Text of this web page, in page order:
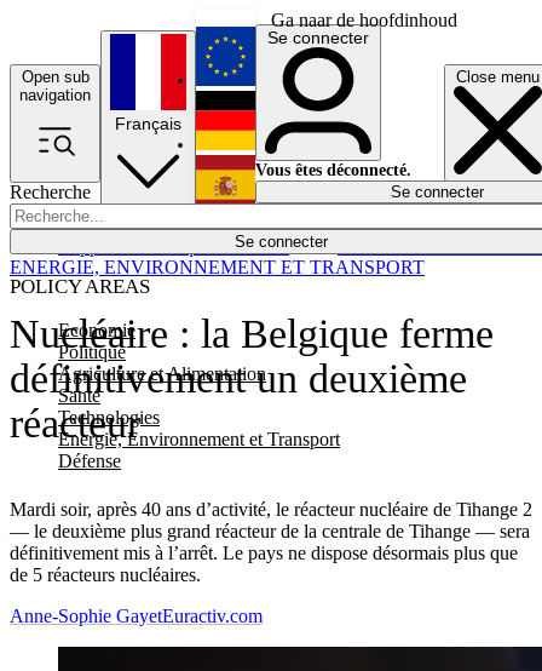
Ga naar de hoofdinhoud
Open sub
navigation
Close menu
Recherche
Se connecter
POLICY AREAS
Economie
Politique
Agriculture et Alimentation
Santé
Technologies
Energie, Environnement et Transport
Défense
Économie
Français
English
Deutsch
Español
Se connecter
Vous êtes déconnecté.
Se connecter
Nucléaire : la Belgique ferme
définitivement un deuxième
réacteur
Mardi soir, après 40 ans d’activité, le réacteur nucléaire de Tihange 2
— le deuxième plus grand réacteur de la centrale de Tihange — sera
définitivement mis à l’arrêt. Le pays ne dispose désormais plus que
de 5 réacteurs nucléaires.
ENERGIE, ENVIRONNEMENT ET TRANSPORT
Anne-Sophie GayetEuractiv.com